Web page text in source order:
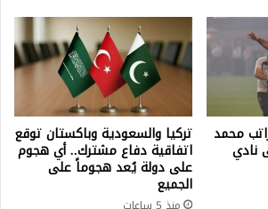
محمد
نادي
تركيا والسعودية وباكستان توقع
اتفاقية دفاع مشترك.. أي هجوم
على دولة يُعد هجوماً على
الجميع